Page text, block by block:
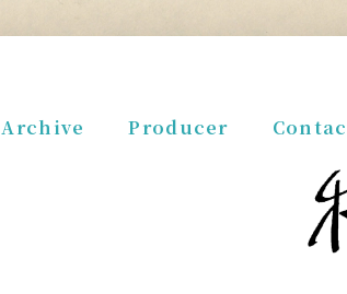
Archive Producer